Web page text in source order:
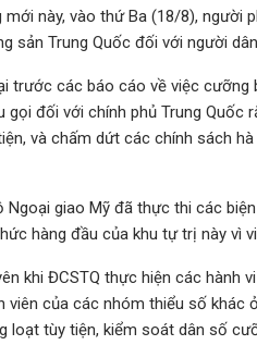
này, vào thứ Ba (18/8), người
sản Trung Quốc đối với người
trước các báo cáo về việc
gọi đối với chính phủ Trung
và chấm dứt các chính sách
Ngoại giao Mỹ đã thực thi các
hàng đầu của khu tự trị này vì
khi ĐCSTQ thực hiện các hành
viên của các nhóm thiểu số
loạt tùy tiện, kiểm soát dân số